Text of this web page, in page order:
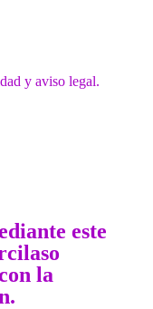
y aviso legal.
este
la